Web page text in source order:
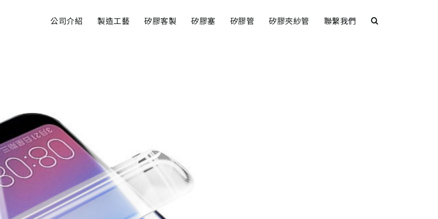
公司介紹 製造工藝 矽膠客製 矽膠塞 矽膠管 矽膠夾紗管 聯繫我們